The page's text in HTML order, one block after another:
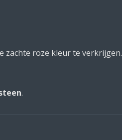
zachte roze kleur te verkrijgen.
.